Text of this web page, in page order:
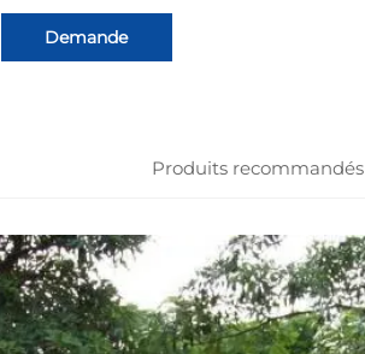
Demande
Produits recommandés